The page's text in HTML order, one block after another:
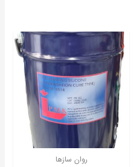
روان سازها